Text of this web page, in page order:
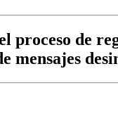
proceso de
mensajes